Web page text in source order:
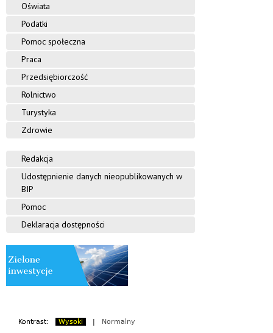
Oświata
Podatki
Pomoc społeczna
Praca
Przedsiębiorczość
Rolnictwo
Turystyka
Zdrowie
Redakcja
Udostępnienie danych nieopublikowanych w
BIP
Pomoc
Deklaracja dostępności
Kontrast: Wysoki Normalny